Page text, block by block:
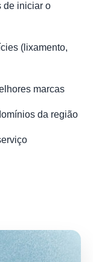
de iniciar o
(lixamento,
marcas
da região